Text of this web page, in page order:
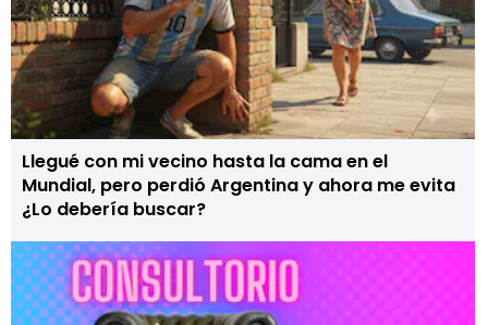
Llegué con mi vecino hasta la cama en el
Mundial, pero perdió Argentina y ahora me evita
¿Lo debería buscar?